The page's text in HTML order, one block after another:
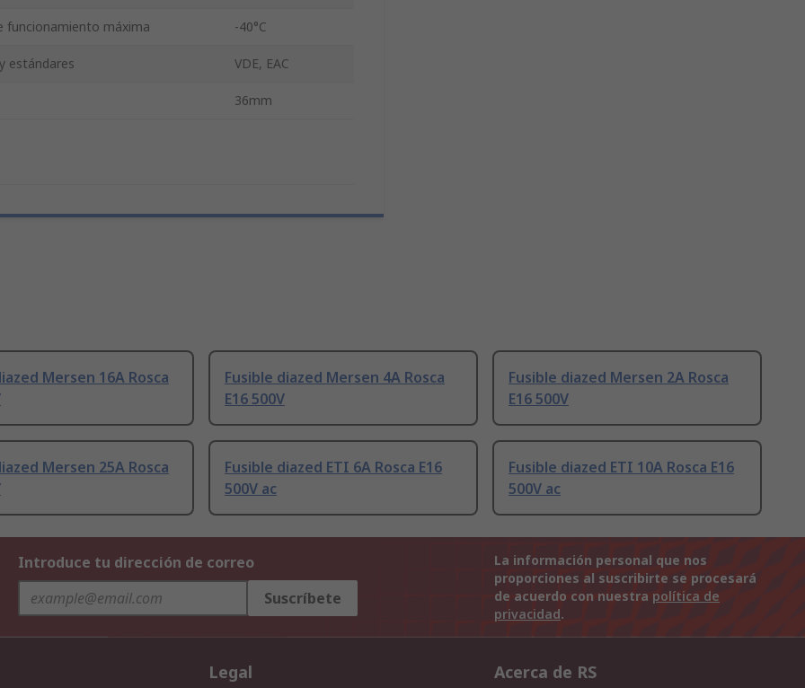
funcionamiento máxima -40°C
estándares VDE, EAC
36mm
Mersen 16A Rosca
Fusible diazed Mersen 4A Rosca
E16 500V
Fusible diazed Mersen 2A Rosca
E16 500V
Mersen 25A Rosca
Fusible diazed ETI 6A Rosca E16
500V ac
Fusible diazed ETI 10A Rosca E16
500V ac
Introduce tu dirección de correo
Suscríbete
La información personal que nos
proporciones al suscribirte se procesará
de acuerdo con nuestra política de
privacidad.
Legal Acerca de RS